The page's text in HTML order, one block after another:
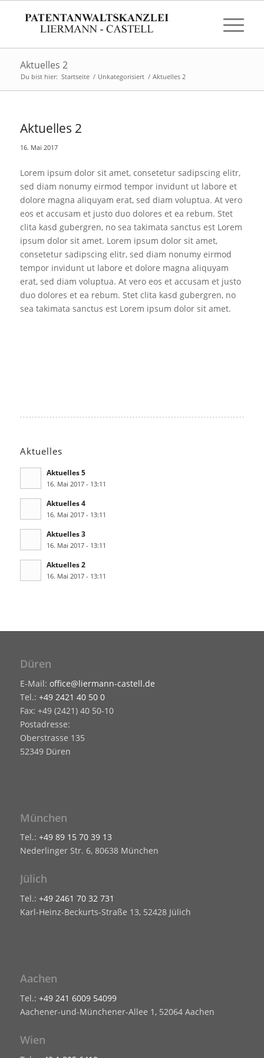
Aktuelles 2
Du bist hier: Startseite / Unkategorisiert / Aktuelles 2
Aktuelles 2
16. Mai 2017
Lorem ipsum dolor sit amet, consetetur sadipscing elitr,
sed diam nonumy eirmod tempor invidunt ut labore et
dolore magna aliquyam erat, sed diam voluptua. At vero
eos et accusam et justo duo dolores et ea rebum. Stet
clita kasd gubergren, no sea takimata sanctus est Lorem
ipsum dolor sit amet. Lorem ipsum dolor sit amet,
consetetur sadipscing elitr, sed diam nonumy eirmod
tempor invidunt ut labore et dolore magna aliquyam
erat, sed diam voluptua. At vero eos et accusam et justo
duo dolores et ea rebum. Stet clita kasd gubergren, no
sea takimata sanctus est Lorem ipsum dolor sit amet.
Aktuelles
Aktuelles 5
16. Mai 2017 - 13:11
Aktuelles 4
16. Mai 2017 - 13:11
Aktuelles 3
16. Mai 2017 - 13:11
Aktuelles 2
16. Mai 2017 - 13:11
Düren
E-Mail: office@liermann-castell.de
Tel.: +49 2421 40 50 0
Fax: +49 (2421) 40 50-10
Postadresse:
Oberstrasse 135
52349 Düren
München
Tel.: +49 89 15 70 39 13
Nederlinger Str. 6, 80638 München
Jülich
Tel.: +49 2461 70 32 731
Karl-Heinz-Beckurts-Straße 13, 52428 Jülich
Aachen
Tel.: +49 241 6009 54099
Aachener-und-Münchener-Allee 1, 52064 Aachen
Wien